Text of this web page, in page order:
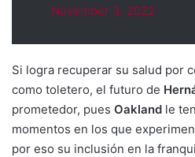
November 3, 2022
Si logra recuperar su salud por
como toletero, el futuro de
prometedor, pues Oakland le
momentos en los que
por eso su inclusión en la